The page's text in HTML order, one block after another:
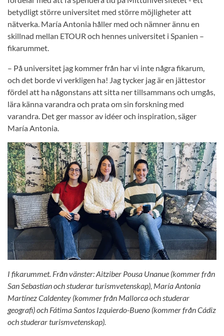
betydligt större universitet med större möjligheter att
nätverka. María Antonia håller med och nämner ännu en
skillnad mellan ETOUR och hennes universitet i Spanien –
fikarummet.
– På universitet jag kommer från har vi inte några fikarum,
och det borde vi verkligen ha! Jag tycker jag är en jättestor
fördel att ha någonstans att sitta ner tillsammans och umgås,
lära känna varandra och prata om sin forskning med
varandra. Det ger massor av idéer och inspiration, säger
María Antonia.
I fikarummet. Från vänster: Aitziber Pousa Unanue (kommer från
San Sebastian och studerar turismvetenskap), María Antonia
Martínez Caldentey (kommer från Mallorca och studerar
geografi) och Fátima Santos Izquierdo-Bueno (kommer från Cádiz
och studerar turismvetenskap).